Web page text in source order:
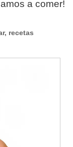
a comer!
recetas